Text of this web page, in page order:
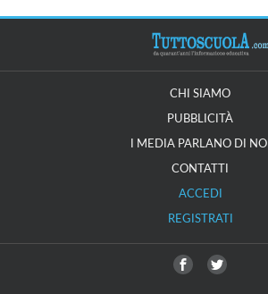
CHI SIAMO
PUBBLICITÀ
I MEDIA PARLANO DI NOI
CONTATTI
ACCEDI
REGISTRATI